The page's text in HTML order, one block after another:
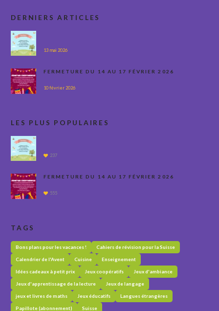
DERNIERS ARTICLES
13 mai 2026
FERMETURE DU 14 AU 17 FÉVRIER 2026
10 février 2026
LES PLUS POPULAIRES
237
FERMETURE DU 14 AU 17 FÉVRIER 2026
555
TAGS
Bons plans pour les vacances ! Cahiers de révision pour la Suisse
Calendrier de l'Avent Cuisine Enseignement
Idées cadeaux à petit prix Jeux coopératifs Jeux d'ambiance
Jeux d'apprentissage de la lecture Jeux de langage
jeux et livres de maths Jeux éducatifs Langues étrangères
Papillote (abonnement) Suisse